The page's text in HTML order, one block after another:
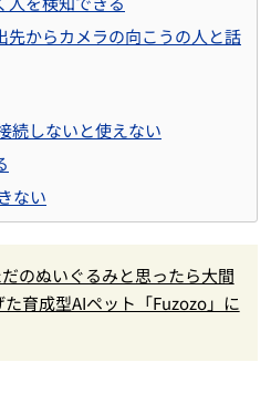
からカメラの向こうの人と話
続しないと使えない
ない
だのぬいぐるみと思ったら大間
育成型AIペット「Fuzozo」に